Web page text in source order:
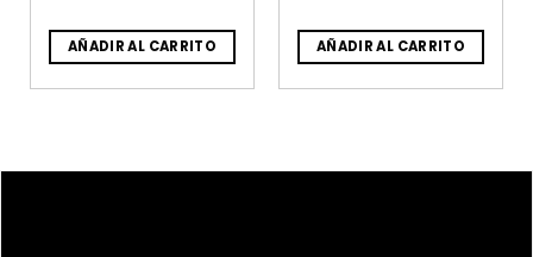
AÑADIR AL CARRITO AÑADIR AL CARRITO